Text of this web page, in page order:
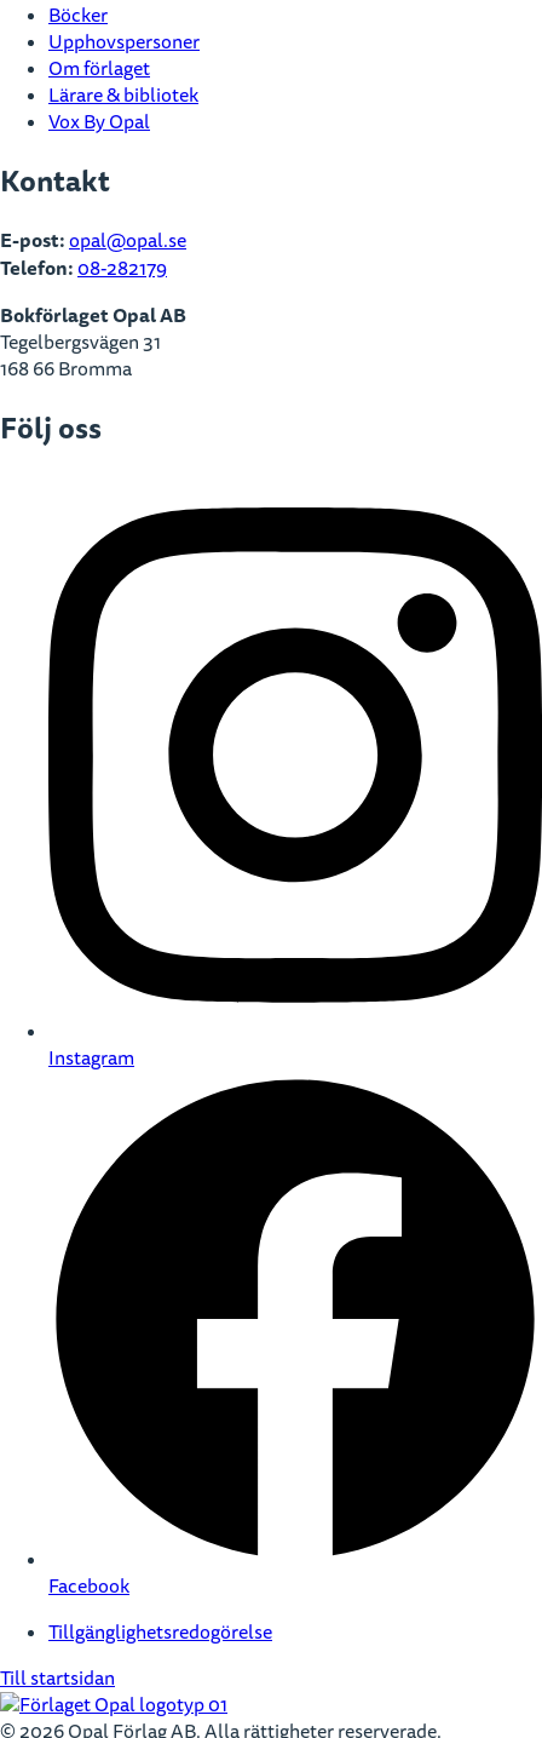
Böcker
Upphovspersoner
Om förlaget
Lärare & bibliotek
Vox By Opal
Kontakt
E-post:opal@opal.se
Telefon:08-282179
Bokförlaget Opal AB
Tegelbergsvägen 31
168 66 Bromma
Följ oss
Instagram
Facebook
Tillgänglighetsredogörelse
Till startsidan
© 2026 Opal Förlag AB. Alla rättigheter reserverade.